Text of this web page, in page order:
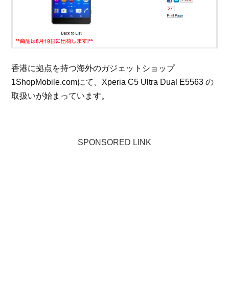
香港に拠点を持つ海外のガジェットショップ
1ShopMobile.comにて、Xperia C5 Ultra Dual E5563 の
取扱いが始まっています。
SPONSORED LINK